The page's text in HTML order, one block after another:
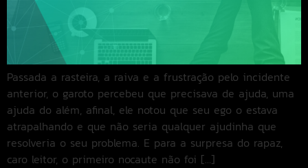
Passada a rasteira, a raiva e a frustração pelo incidente
anterior, o garoto percebeu que precisava de ajuda, uma
ajuda do além, afinal, ele notou que seu ego o estava
atrapalhando e que não seria qualquer ajudinha que
resolveria o seu problema. E para a surpresa do rapaz,
caro leitor, o primeiro nocaute não foi […]